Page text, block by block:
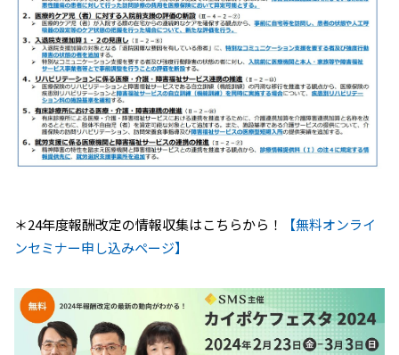
＊24年度報酬改定の情報収集はこちらから！
【無料オンライ
ンセミナー申し込みページ】